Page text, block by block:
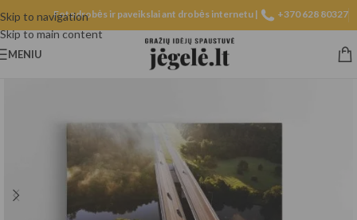
Skip to navigation
Skip to main content
Fotodrobės ir paveikslai ant drobės internetu | +370 628 80327
MENIU